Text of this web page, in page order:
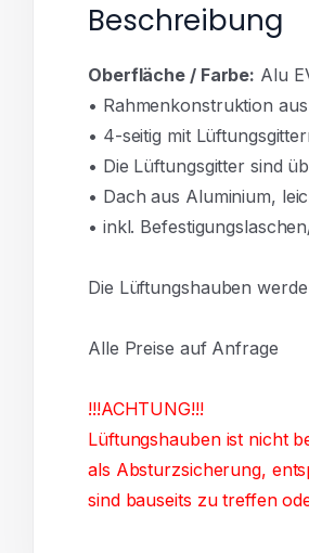
Beschreibung
Oberfläche / Farbe: Alu
• Rahmenkonstruktion
• 4-seitig mit
• Die Lüftungsgitter sind
• Dach aus Aluminium,
• inkl.
Die Lüftungshauben
Alle Preise auf Anfrage
!!!ACHTUNG!!!
Lüftungshauben ist nicht
als Absturzsicherung,
sind bauseits zu treffen